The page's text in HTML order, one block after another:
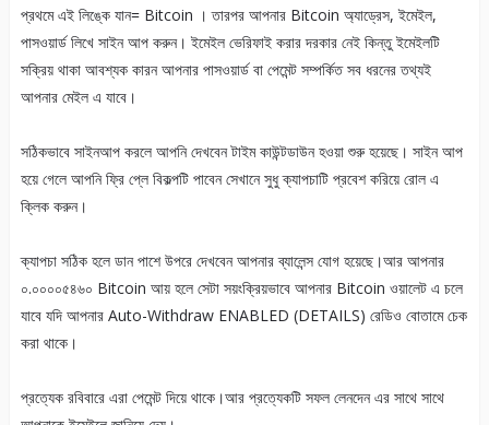
প্রথমে এই লিঙ্কে যান= Bitcoin । তারপর আপনার Bitcoin অ্যাড্রেস, ইমেইল,
পাসওয়ার্ড লিখে সাইন আপ করুন। ইমেইল ভেরিফাই করার দরকার নেই কিন্তু ইমেইলটি
সক্রিয় থাকা আবশ্যক কারন আপনার পাসওয়ার্ড বা পেমেন্ট সম্পর্কিত সব ধরনের তথ্যই
আপনার মেইল এ যাবে।
সঠিকভাবে সাইনআপ করলে আপনি দেখবেন টাইম কাউন্টডাউন হওয়া শুরু হয়েছে। সাইন আপ
হয়ে গেলে আপনি ফ্রি প্লে বিকল্পটি পাবেন সেখানে সুধু ক্যাপচাটি প্রবেশ করিয়ে রোল এ
ক্লিক করুন।
ক্যাপচা সঠিক হলে ডান পাশে উপরে দেখবেন আপনার ব্যালেন্স যোগ হয়েছে।আর আপনার
০.০০০০৫৪৬০ Bitcoin আয় হলে সেটা সয়ংক্রিয়ভাবে আপনার Bitcoin ওয়ালেট এ চলে
যাবে যদি আপনার Auto-Withdraw ENABLED (DETAILS) রেডিও বোতামে চেক
করা থাকে।
প্রত্যেক রবিবারে এরা পেমেন্ট দিয়ে থাকে।আর প্রত্যেকটি সফল লেনদেন এর সাথে সাথে